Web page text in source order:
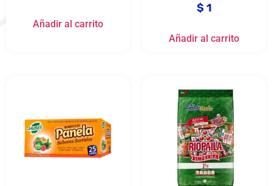
Añadir al carrito
$1
Añadir al carrito